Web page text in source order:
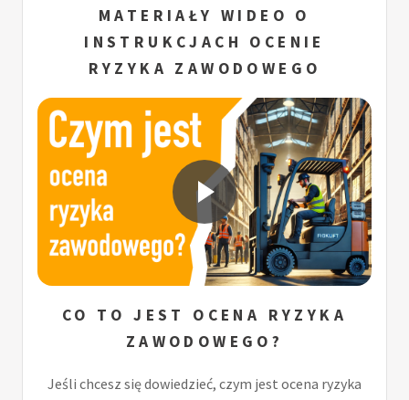
MATERIAŁY WIDEO O
INSTRUKCJACH OCENIE
RYZYKA ZAWODOWEGO
CO TO JEST OCENA RYZYKA
ZAWODOWEGO?
Jeśli chcesz się dowiedzieć, czym jest ocena ryzyka